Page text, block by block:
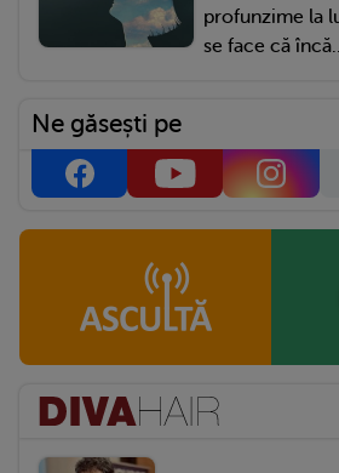
profunzime la
se face că
Ne găsești pe